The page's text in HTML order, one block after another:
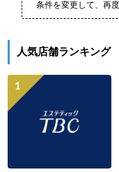
条件を変更して、再
人気店舗ランキング